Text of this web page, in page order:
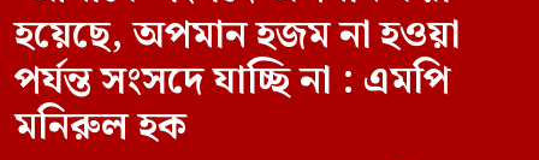
হয়েছে, অপমান হজম না হওয়া
পর্যন্ত সংসদে যাচ্ছি না : এমপি
মনিরুল হক